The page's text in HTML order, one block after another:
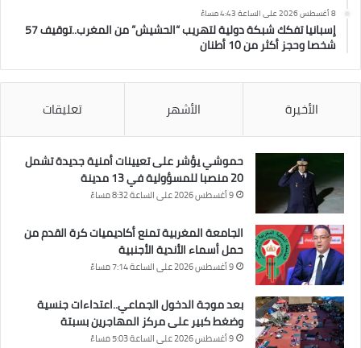
8 أغسطس 2026 على الساعة 4:43 مساءً
إسبانيا تفكك شبكة دولية لتهريب “الحشيش” من المغرب..توقيف 57
شخصا وحجز أكثر من 10 أطنان
الأخيرة الأشهر تعليقات
حموشي يؤشر على تعيينات أمنية جديدة تشمل
20 منصبا للمسؤولية في 13 مدينة
9 أغسطس 2026 على الساعة 8:32 مساءً
الجامعة المغربية تمنع أكاديميات كرة القدم من
حمل أسماء الأندية الأجنبية
9 أغسطس 2026 على الساعة 7:14 مساءً
بعد موجة الدخول الجماعي..اعتداءات جنسية
وضغط كبير على مركز المهاجرين بسبتة
9 أغسطس 2026 على الساعة 5:03 مساءً